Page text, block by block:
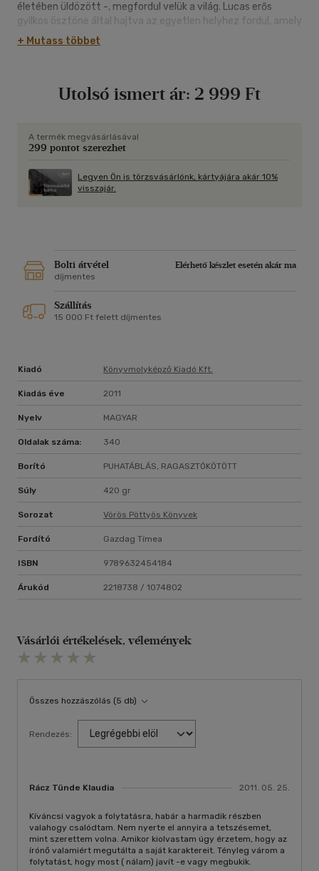
életében üldözött -, megfordul velük a világ. Lucas erős
gyilkos ösztöne által hajtva az egyetlen helyhez fordul, amely
segíthet: Az Evernight Akadémiához. Bianca eltökélten
mellette marad. De az Evernight vámpír vezetője háborút
kísérteties átalakulása új erőkkel ruházta fel. Csata dúl a
legyőztek, amelyet az élet kettőjük elé állított, de vajon elég
erős a szerelmük, hogy túléljék az élet utáni kihívásokat?
+ Mutass többet
Utolsó ismert ár: 2 999 Ft
A termék megvásárlásával
299 pontot szerezhet
Legyen Ön is törzsvásárlónk, kártyájára akár 10%
visszajár.
Bolti átvétel
Elérhető készlet esetén akár ma
díjmentes
Szállítás
15 000 Ft felett díjmentes
Kiadó Könyvmolyképző Kiadó Kft.
Kiadás éve 2011
Nyelv MAGYAR
Oldalak száma: 340
Borító PUHATÁBLÁS, RAGASZTÓKÖTÖTT
Súly 420 gr
Sorozat Vörös Pöttyös Könyvek
Fordító Gazdag Tímea
ISBN 9789632454184
Árukód 2218738 / 1074802
Vásárlói értékelések, vélemények
Összes hozzászólás (5 db)
Rendezés:
Rácz Tünde Klaudia 2011. 05. 25.
Kíváncsi vagyok a folytatásra, habár a harmadik részben
valahogy csalódtam. Nem nyerte el annyira a tetszésemet,
mint szerettem volna. Amikor kiolvastam úgy érzetem, hogy az
írónő valamiért megutálta a saját karaktereit. Tényleg várom a
folytatást, hogy most ( nálam) javít -e vagy megbukik.